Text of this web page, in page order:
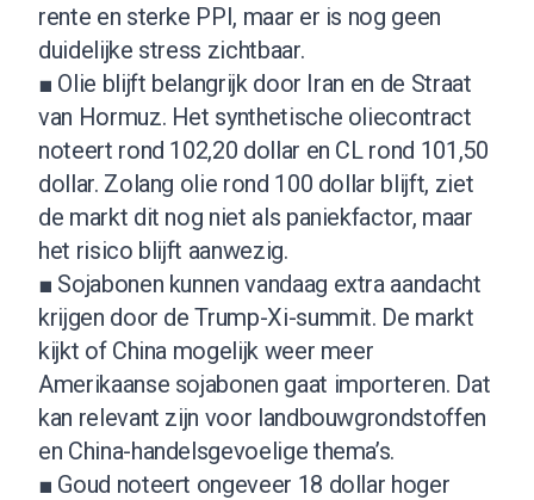
rente en sterke PPI, maar er is nog geen
duidelijke stress zichtbaar.
■ Olie blijft belangrijk door Iran en de Straat
van Hormuz. Het synthetische oliecontract
noteert rond 102,20 dollar en CL rond 101,50
dollar. Zolang olie rond 100 dollar blijft, ziet
de markt dit nog niet als paniekfactor, maar
het risico blijft aanwezig.
■ Sojabonen kunnen vandaag extra aandacht
krijgen door de Trump-Xi-summit. De markt
kijkt of China mogelijk weer meer
Amerikaanse sojabonen gaat importeren. Dat
kan relevant zijn voor landbouwgrondstoffen
en China-handelsgevoelige thema’s.
■ Goud noteert ongeveer 18 dollar hoger